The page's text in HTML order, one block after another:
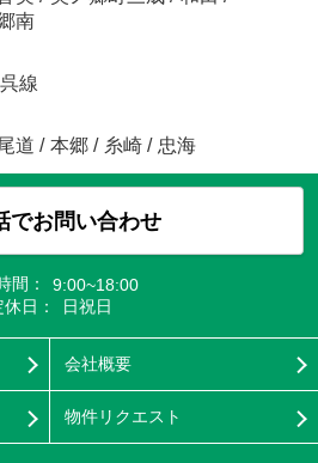
南
呉線
道 / 本郷 / 糸崎 / 忠海
でお問い合わせ
間：
9:00~18:00
休日：
日祝日
会社概要
物件リクエスト